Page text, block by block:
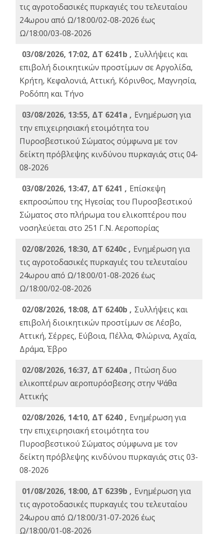
τις αγροτοδασικές πυρκαγιές του τελευταίου
24ωρου από Ω/18:00/02-08-2026 έως
Ω/18:00/03-08-2026
03/08/2026, 17:02, ΔΤ 6241b , Συλλήψεις και
επιβολή διοικητικών προστίμων σε Αργολίδα,
Κρήτη, Κεφαλονιά, Αττική, Κόρινθος, Μαγνησία,
Ροδόπη και Τήνο
03/08/2026, 13:55, ΔΤ 6241a , Ενημέρωση για
την επιχειρησιακή ετοιμότητα του
Πυροσβεστικού Σώματος σύμφωνα με τον
δείκτη πρόβλεψης κινδύνου πυρκαγιάς στις 04-
08-2026
03/08/2026, 13:47, ΔΤ 6241 , Επίσκεψη
εκπροσώπου της Ηγεσίας του Πυροσβεστικού
Σώματος στο πλήρωμα του ελικοπτέρου που
νοσηλεύεται στο 251 Γ.Ν. Αεροπορίας
02/08/2026, 18:30, ΔΤ 6240c , Ενημέρωση για
τις αγροτοδασικές πυρκαγιές του τελευταίου
24ωρου από Ω/18:00/01-08-2026 έως
Ω/18:00/02-08-2026
02/08/2026, 18:08, ΔΤ 6240b , Συλλήψεις και
επιβολή διοικητικών προστίμων σε Λέσβο,
Αττική, Σέρρες, Εύβοια, Πέλλα, Φλώρινα, Αχαΐα,
Δράμα, Έβρο
02/08/2026, 16:37, ΔΤ 6240a , Πτώση δυο
ελικοπτέρων αεροπυρόσβεσης στην Ψάθα
Αττικής
02/08/2026, 14:10, ΔΤ 6240 , Ενημέρωση για
την επιχειρησιακή ετοιμότητα του
Πυροσβεστικού Σώματος σύμφωνα με τον
δείκτη πρόβλεψης κινδύνου πυρκαγιάς στις 03-
08-2026
01/08/2026, 18:00, ΔΤ 6239b , Ενημέρωση για
τις αγροτοδασικές πυρκαγιές του τελευταίου
24ωρου από Ω/18:00/31-07-2026 έως
Ω/18:00/01-08-2026